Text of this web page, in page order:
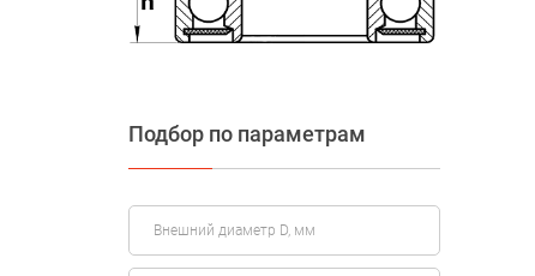
Подбор по параметрам